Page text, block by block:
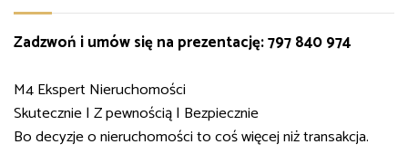
Zadzwoń i umów się na prezentację: 797 840 974
M4 Ekspert Nieruchomości
Skutecznie | Z pewnością | Bezpiecznie
Bo decyzje o nieruchomości to coś więcej niż transakcja.